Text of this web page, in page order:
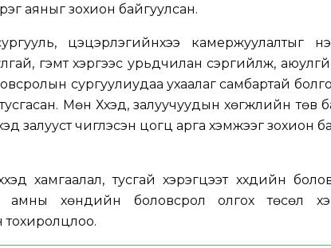
аяныг зохион байгуулсан.
цэцэрлэгийнхээ камержуулалтыг
гэмт хэргээс урьдчилан сэргийлж,
сургуулиудаа ухаалаг самбартай
тусгасан. Мөн Хүүхэд, залуучуудын хөгжлийн төв
залууст чиглэсэн цогц арга хэмжээг зохион
хамгаалал, тусгай хэрэгцээт хүүхдийн
амны хөндийн боловсрол олгох төсөл
тохиролцлоо.